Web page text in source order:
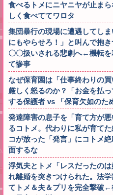
食べるトメにニヤニヤが止ま
しく食べててワロタ
集団暴行の現場に遭遇してし
にもやらせろ！」と叫んで抱
〇〇扱いされる悲劇へ←機転
て惨事
なぜ保育園は「仕事終わりの
厳しく怒るのか？「お金を払
する保護者 vs 「保育欠如のた
発達障害の息子を「育て方が
るコトメ。代わりに私が育て
コが放った「発言」にコトメ
面するな
浮気夫とトメ「レスだったの
れ離婚を突きつけられた。法
てトメ＆夫＆プリを完全撃破